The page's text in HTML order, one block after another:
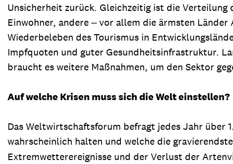
Unsicherheit zurück. Gleichzeitig ist die
Einwohner, andere ‒ vor allem die ärmsten
Wiederbeleben des Tourismus in
Impfquoten und guter Gesundheitsinfrastruktur.
braucht es weitere Maßnahmen, um den Sektor
Auf welche Krisen muss sich die Welt einstellen?
Das Weltwirtschaftsforum befragt jedes Jahr über
wahrscheinlich halten und welche die
Extremwetterereignisse und der Verlust der